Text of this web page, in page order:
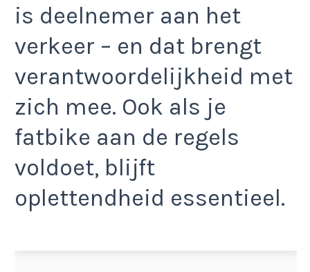
is deelnemer aan het
verkeer – en dat brengt
verantwoordelijkheid met
zich mee. Ook als je
fatbike aan de regels
voldoet, blijft
oplettendheid essentieel.